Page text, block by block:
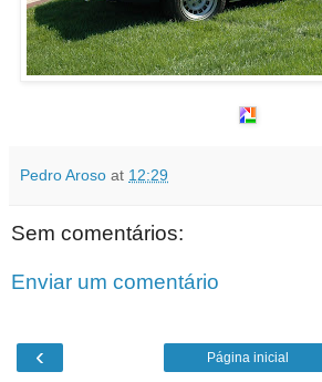
Pedro Aroso at 12:29
Sem comentários:
Enviar um comentário
‹ Página inicial